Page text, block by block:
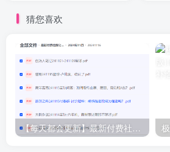
| ├──课时157 BP神经网络前向传播.mp4
| ├──课时158 BP神经网络反向传播-
| ├──课时160 BP神经网络反向传播-
| ├──课时161 多层感知机的训练.mp4
| ├──课时162 多层感知机的测试.mp4
├──电子书
| ├──花书-深度学习-Eng.pdf 15.91M
| └──花书-中文版.pdf 30.77M
└──软件资料
| ├──课程安装软件-Ubuntu 18.04
猜您喜欢
【每天都会更新】最新付费社群公众号文章